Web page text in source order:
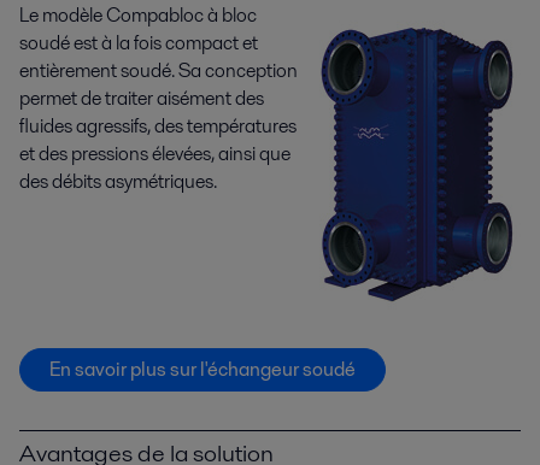
Le modèle Compabloc à bloc
soudé est à la fois compact et
entièrement soudé. Sa conception
permet de traiter aisément des
fluides agressifs, des températures
et des pressions élevées, ainsi que
des débits asymétriques.
En savoir plus sur l'échangeur soudé
Avantages de la solution